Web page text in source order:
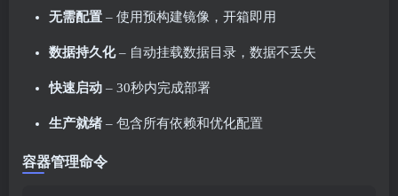
无需配置 – 使用预构建镜像，开箱即用
数据持久化– 自动挂载数据目录，数据不丢失
快速启动 – 30秒内完成部署
生产就绪 – 包含所有依赖和优化配置
容器管理命令